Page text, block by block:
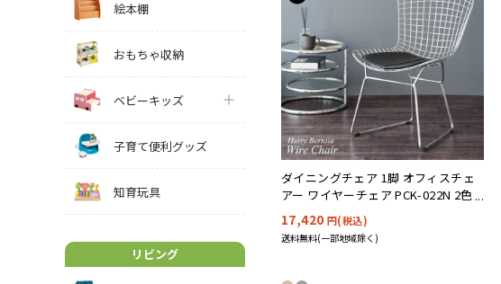
絵本棚
おもちゃ収納
ベビーキッズ
子育て便利グッズ
知育玩具
リビング
ダイニングチェア 1脚 オフィスチェ
アー ワイヤーチェア PCK-022N 2色
対応
17,420 円(税込)
送料無料(一部地域除く)